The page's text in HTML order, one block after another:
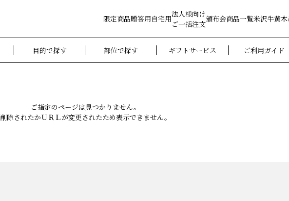
限定商品贈答用自宅用
法人様向け
ご一括注文
頒布会商品一覧米沢牛黄
目的で探す 部位で探す ギフトサービス ご利用ガイド
ご指定のページは見つかりません。
削除されたかＵＲＬが変更されたため表示できません。